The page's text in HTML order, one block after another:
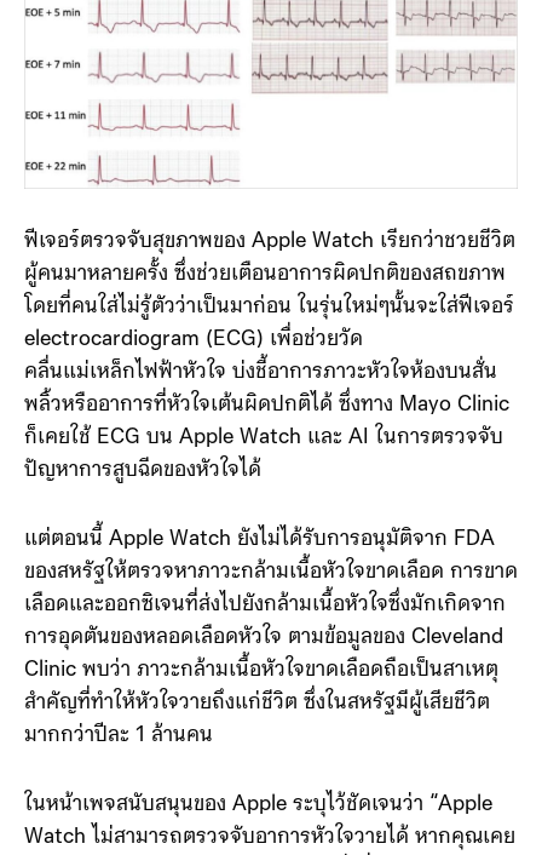
ฟีเจอร์ตรวจจับสุขภาพของ Apple Watch เรียกว่าชวยชีวิต
ผู้คนมาหลายครั้ง ซึ่งช่วยเตือนอาการผิดปกติของสถขภาพ
โดยที่คนใส่ไม่รู้ตัวว่าเป็นมาก่อน ในรุ่นใหม่ๆนั้นจะใส่ฟีเจอร์
electrocardiogram (ECG) เพื่อช่วยวัด
คลื่นแม่เหล็กไฟฟ้าหัวใจ บ่งชี้อาการภาวะหัวใจห้องบนสั่น
พลิ้วหรืออาการที่หัวใจเต้นผิดปกติได้ ซึ่งทาง Mayo Clinic
ก็เคยใช้ ECG บน Apple Watch และ AI ในการตรวจจับ
ปัญหาการสูบฉีดของหัวใจได้
แต่ตอนนี้ Apple Watch ยังไม่ได้รับการอนุมัติจาก FDA
ของสหรัฐให้ตรวจหาภาวะกล้ามเนื้อหัวใจขาดเลือด การขาด
เลือดและออกซิเจนที่ส่งไปยังกล้ามเนื้อหัวใจซึ่งมักเกิดจาก
การอุดตันของหลอดเลือดหัวใจ ตามข้อมูลของ Cleveland
Clinic พบว่า ภาวะกล้ามเนื้อหัวใจขาดเลือดถือเป็นสาเหตุ
สำคัญที่ทำให้หัวใจวายถึงแก่ชีวิต ซึ่งในสหรัฐมีผู้เสียชีวิต
มากกว่าปีละ 1 ล้านคน
ในหน้าเพจสนับสนุนของ Apple ระบุไว้ชัดเจนว่า “Apple
Watch ไม่สามารถตรวจจับอาการหัวใจวายได้ หากคุณเคย